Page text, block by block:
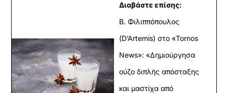
Διαβάστε επίσης:
Β. Φιλιππόπουλος
(D’Artemis) στο «Tornos
News»: «Δημιούργησα
ούζο διπλής απόσταξης
και μαστίχα από